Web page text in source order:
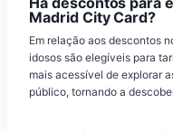
Madrid City Card?
Em relação aos descontos
idosos são elegíveis para
mais acessível de explorar
público, tornando a